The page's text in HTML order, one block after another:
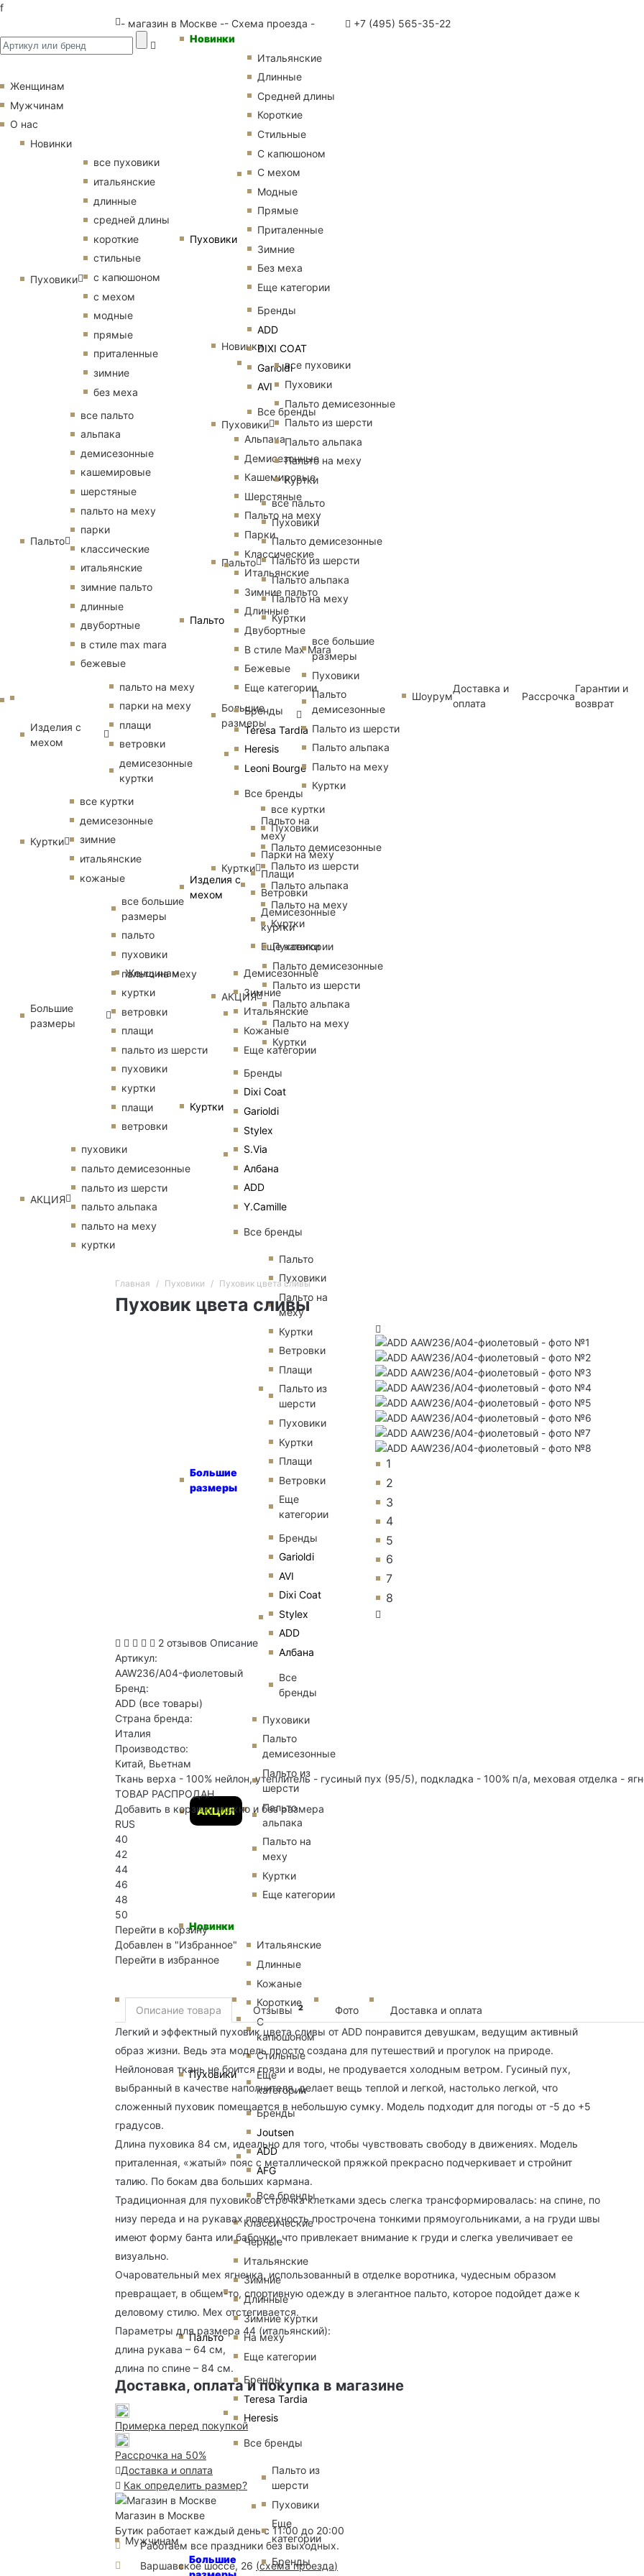
f
- магазин в Москве -- Схема проезда - +7 (495) 565-35-22
Женщинам
Новинки
Пуховики
Итальянские
Длинные
Средней длины
Короткие
Стильные
С капюшоном
С мехом
Модные
Прямые
Приталенные
Зимние
Без меха
Еще категории
Бренды
ADD
DIXI COAT
Garioldi
AVI
Все бренды
Пальто
Альпака
Демисезонные
Кашемировые
Шерстяные
Пальто на меху
Парки
Классические
Итальянские
Зимние пальто
Длинные
Двубортные
В стиле Max Mara
Бежевые
Еще категории
Бренды
Teresa Tardia
Heresis
Leoni Bourge
Все бренды
Изделия с
мехом
Пальто на
меху
Парки на меху
Плащи
Ветровки
Демисезонные
куртки
Еще категории
Куртки
Демисезонные
Зимние
Итальянские
Кожаные
Еще категории
Бренды
Dixi Coat
Garioldi
Stylex
S.Via
Албана
ADD
Y.Camille
Все бренды
Большие
размеры
Пальто
Пуховики
Пальто на
меху
Куртки
Ветровки
Плащи
Пальто из
шерсти
Пуховики
Куртки
Плащи
Ветровки
Еще
категории
Бренды
Garioldi
AVI
Dixi Coat
Stylex
ADD
Албана
Все
бренды
АКЦИЯ
Пуховики
Пальто
демисезонные
Пальто из
шерсти
Пальто
альпака
Пальто на
меху
Куртки
Еще категории
Мужчинам
Новинки
Пуховики
Итальянские
Длинные
Кожаные
Короткие
С
капюшоном
Стильные
Еще
категории
Бренды
Joutsen
ADD
AFG
Все бренды
Пальто
Классические
Черные
Итальянские
Зимние
Длинные
Зимние куртки
На меху
Еще категории
Бренды
Teresa Tardia
Heresis
Все бренды
Большие
Пальто из
шерсти
Пуховики
Еще
категории
Бренды
Женщинам
Мужчинам
О нас
Новинки
Пуховики
все пуховики
итальянские
длинные
средней длины
короткие
стильные
с капюшоном
с мехом
модные
прямые
приталенные
зимние
без меха
Пальто
все пальто
альпака
демисезонные
кашемировые
шерстяные
пальто на меху
парки
классические
итальянские
зимние пальто
длинные
двубортные
в стиле max mara
бежевые
Изделия с
мехом
пальто на меху
парки на меху
плащи
ветровки
демисезонные
куртки
Куртки
все куртки
демисезонные
зимние
итальянские
кожаные
Большие
размеры
все большие
размеры
пальто
пуховики
пальто на меху
куртки
ветровки
плащи
пальто из шерсти
пуховики
куртки
плащи
ветровки
АКЦИЯ
пуховики
пальто демисезонные
пальто из шерсти
пальто альпака
пальто на меху
куртки
Новинки
Пуховики
все пуховики
Пуховики
Пальто демисезонные
Пальто из шерсти
Пальто альпака
Пальто на меху
Куртки
Пальто
все пальто
Пуховики
Пальто демисезонные
Пальто из шерсти
Пальто альпака
Пальто на меху
Куртки
Большие
размеры
все большие
размеры
Пуховики
Пальто
демисезонные
Пальто из шерсти
Пальто альпака
Пальто на меху
Куртки
Куртки
все куртки
Пуховики
Пальто демисезонные
Пальто из шерсти
Пальто альпака
Пальто на меху
Куртки
АКЦИЯ
Пуховики
Пальто демисезонные
Пальто из шерсти
Пальто альпака
Пальто на меху
Куртки
Шоурум
Доставка и
оплата
Рассрочка
Гарантии и
возврат
Главная Пуховики Пуховик цвета сливы
Пуховик цвета сливы
1
2
3
4
5
6
7
8
2 отзывов Описание
Артикул:
AAW236/A04-фиолетовый
Бренд:
ADD (все товары)
Страна бренда:
Италия
Производство:
Китай, Вьетнам
Ткань верха - 100% нейлон, утеплитель - гусиный пух (95/5), подкладка - 100% п/а, меховая отделка -
ТОВАР РАСПРОДАН
Добавить в корзину можно и без размера
RUS
40
42
44
46
48
50
Перейти в корзину
Добавлен в "Избранное"
Перейти в избранное
Описание товара Отзывы 2 Фото
Доставка и оплата
Легкий и эффектный пуховик цвета сливы от ADD понравится девушкам, ведущим активный
образ жизни. Ведь эта модель просто создана для путешествий и прогулок на природе.
Нейлоновая ткань не боится грязи и воды, не продувается холодным ветром. Гусиный пух,
выбранный в качестве наполнителя, делает вещь теплой и легкой, настолько легкой, что
сложенный пуховик помещается в небольшую сумку. Модель подходит для погоды от -5 до +5
градусов.
Длина пуховика 84 см, идеально для того, чтобы чувствовать свободу в движениях. Модель
приталенная, «жатый» пояс с металлической пряжкой прекрасно подчеркивает и стройнит
талию. По бокам два больших кармана.
Традиционная для пуховиков строчка клетками здесь слегка трансформировалась: на спине, по
низу переда и на рукавах поверхность прострочена тонкими прямоугольниками, а на груди швы
имеют форму банта или бабочки, что привлекает внимание к груди и слегка увеличивает ее
визуально.
Очаровательный мех ягненка, использованный в отделке воротника, чудесным образом
превращает, в общем-то, спортивную одежду в элегантное пальто, которое подойдет даже к
деловому стилю. Мех отстегивается.
Параметры для размера 44 (итальянский):
длина рукава – 64 см,
длина по спине – 84 см.
Доставка, оплата и покупка в магазине
Примерка перед покупкой
Рассрочка на 50%
Доставка и оплата
Как определить размер?
Магазин в Москве
Бутик работает каждый день с 11:00 до 20:00
Работаем все праздники без выходных.
Варшавское шоссе, 26 (схема проезда)